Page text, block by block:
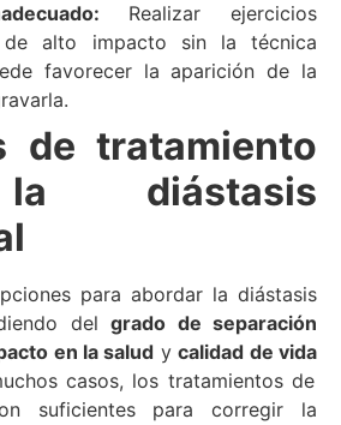
Realizar ejercicios
de alto impacto sin la técnica
favorecer la aparición de la
de tratamiento
diástasis
para abordar la diástasis
delgrado de separación
en la salud ycalidad de vida
casos, los tratamientos de
suficientes para corregir la